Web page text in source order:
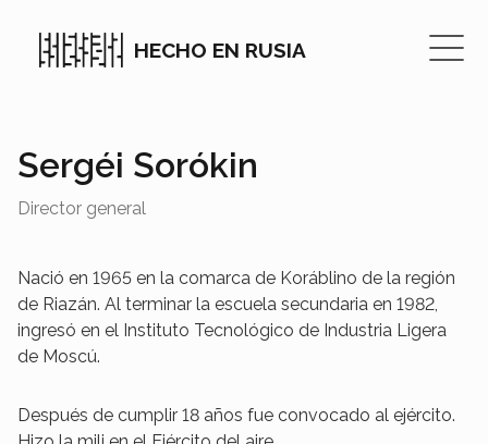
HECHO EN RUSIA
Sergéi Sorókin
Director general
Nació en 1965 en la comarca de Koráblino de la región
de Riazán. Al terminar la escuela secundaria en 1982,
ingresó en el Instituto Tecnológico de Industria Ligera
de Moscú.
Después de cumplir 18 años fue convocado al ejército.